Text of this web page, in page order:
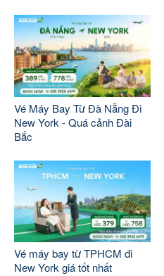
Vé Máy Bay Từ Đà Nẵng Đi
New York - Quá cảnh Đài
Bắc
Vé máy bay từ TPHCM đi
New York giá tốt nhất